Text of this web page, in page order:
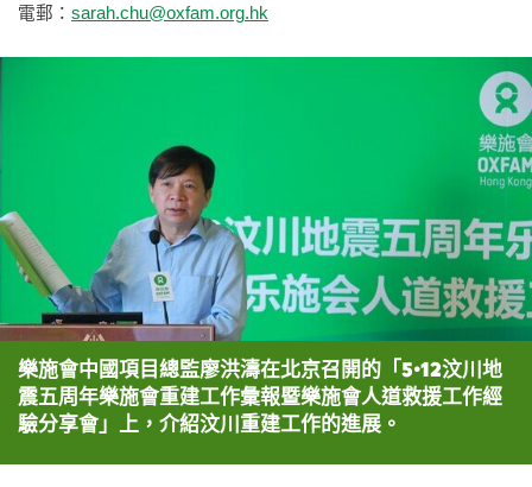
電郵： sarah.chu@oxfam.org.hk
樂施會中國項目總監廖洪濤在北京召開的「5•12汶川地
震五周年樂施會重建工作彙報暨樂施會人道救援工作經
驗分享會」上，介紹汶川重建工作的進展。